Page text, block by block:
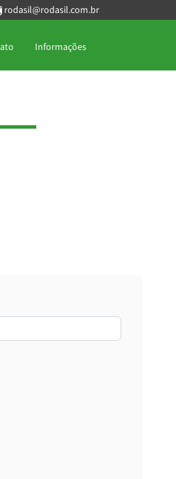
rodasil@rodasil.com.br
Informações